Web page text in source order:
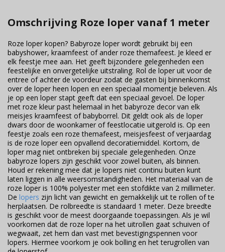
Omschrijving Roze loper vanaf 1 meter
Roze loper kopen? Babyroze loper wordt gebruikt bij een
babyshower, kraamfeest of ander roze themafeest. Je kleed er
elk feestje mee aan. Het geeft bijzondere gelegenheden een
feestelijke en onvergetelijke uitstraling. Rol de loper uit voor de
entree of achter de voordeur zodat de gasten bij binnenkomst
over de loper heen lopen en een speciaal momentje beleven. Als
je op een loper stapt geeft dat een speciaal gevoel. De loper
met roze kleur past helemaal in het babyroze decor van elk
meisjes kraamfeest of babyborrel. Dit geldt ook als de loper
dwars door de woonkamer of feestlocatie uitgerold is. Op een
feestje zoals een roze themafeest, meisjesfeest of verjaardag
is de roze loper een opvallend decoratiemiddel. Kortom, de
loper mag niet ontbreken bij speciale gelegenheden. Onze
babyroze lopers zijn geschikt voor zowel buiten, als binnen.
Houd er rekening mee dat je lopers niet continu buiten kunt
laten liggen in alle weersomstandigheden. Het materiaal van de
roze loper is 100% polyester met een stofdikte van 2 millimeter.
De lopers zijn licht van gewicht en gemakkelijk uit te rollen of te
herplaatsen. De rolbreedte is standaard 1 meter. Deze breedte
is geschikt voor de meest doorgaande toepassingen. Als je wil
voorkomen dat de roze loper na het uitrollen gaat schuiven of
wegwaait, zet hem dan vast met bevestigingspennen voor
lopers. Hiermee voorkom je ook bolling en het terugrollen van